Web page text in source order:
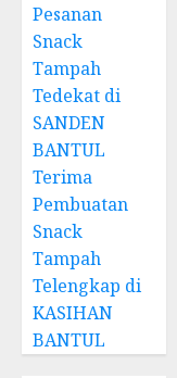
Pesanan
Snack
Tampah
Tedekat di
SANDEN
BANTUL
Terima
Pembuatan
Snack
Tampah
Telengkap di
KASIHAN
BANTUL